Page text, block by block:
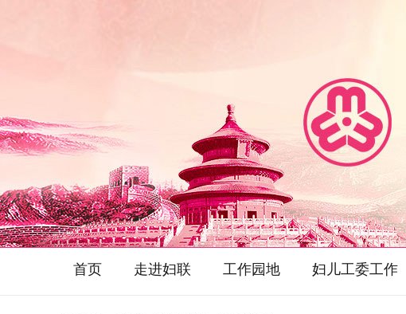
首页 走进妇联 工作园地 妇儿工委工作